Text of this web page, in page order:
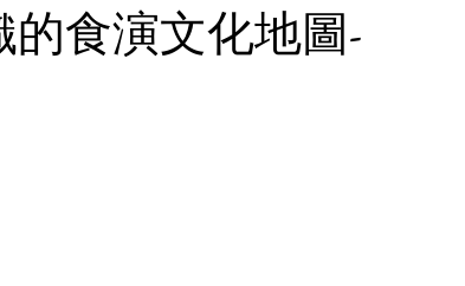
食演文化地圖-